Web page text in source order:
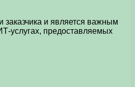
заказчика и является важным
услугах, предоставляемых